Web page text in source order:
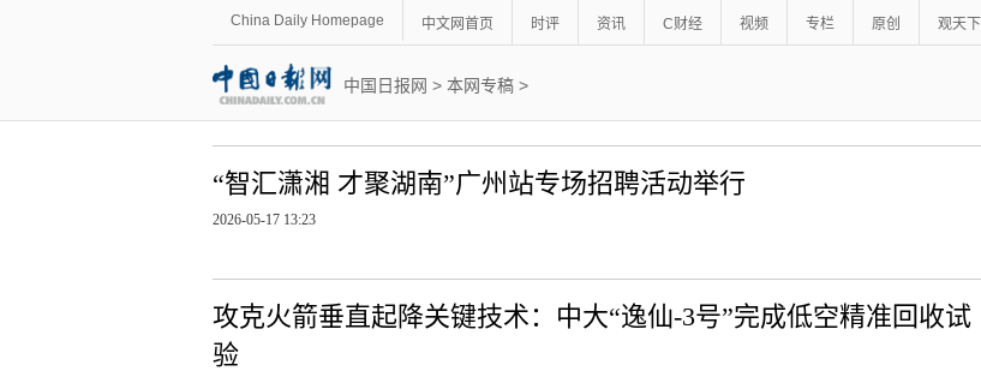
China Daily Homepage 中文网首页 时评 资讯 C财经 视频 专栏 原创 观天下
中国日报网 > 本网专稿>
“智汇潇湘 才聚湖南”广州站专场招聘活动举行
2026-05-17 13:23
攻克火箭垂直起降关键技术：中大“逸仙-3号”完成低空精准回收试
验